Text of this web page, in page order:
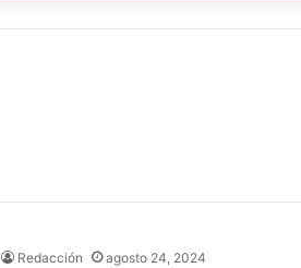
Redacción agosto 24, 2024